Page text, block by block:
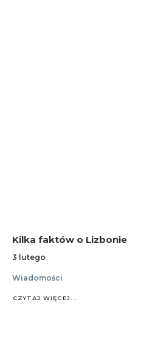
Kilka faktów o Lizbonie
3 lutego
Wiadomości
CZYTAJ WIĘCEJ...